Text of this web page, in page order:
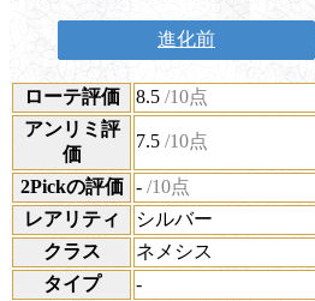
進化前
ローテ評価 8.5 /10点
アンリミ評
価
7.5 /10点
2Pickの評価 - /10点
レアリティ
シルバー
クラス
ネメシス
タイプ
-